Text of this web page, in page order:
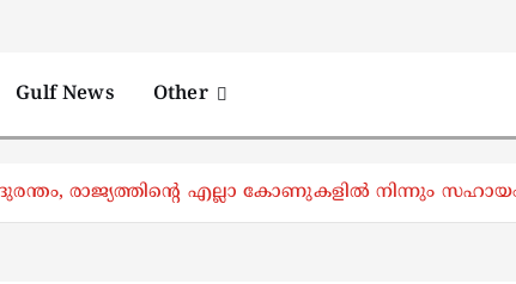
Gulf News Other
രാജ്യത്തിൻ്റെ എല്ലാ കോണുകളിൽ നിന്നും